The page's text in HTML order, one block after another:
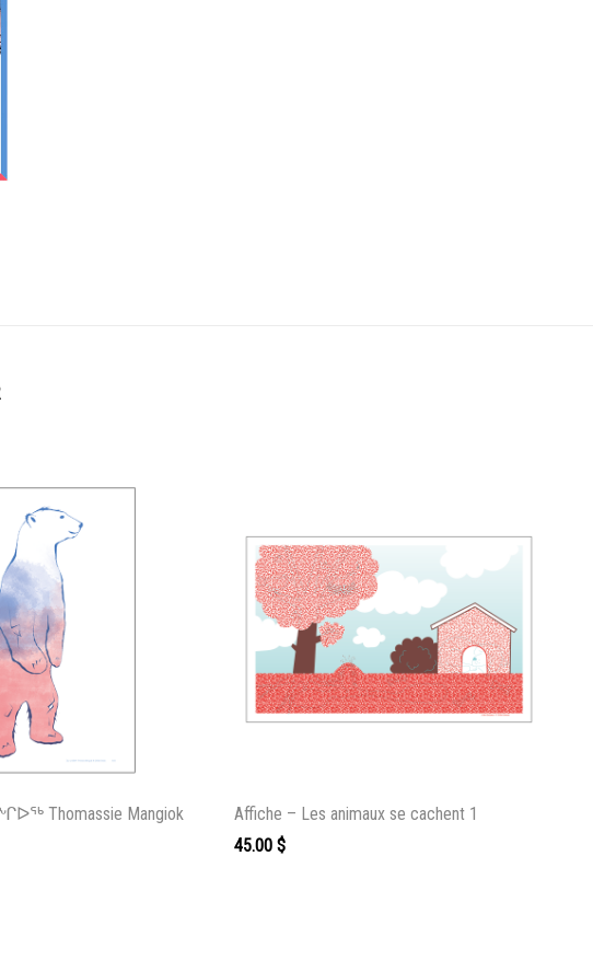
Thomassie Mangiok
Affiche – Les animaux se cachent 1
45.00 $